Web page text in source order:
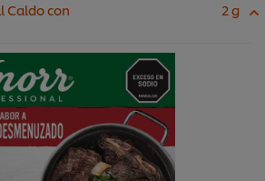
Caldo con
2 g